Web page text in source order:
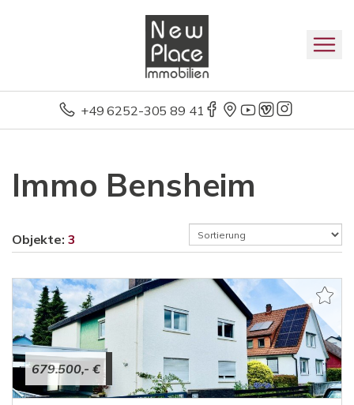
+49 6252-305 89 41
Immo Bensheim
Objekte: 3
679.500,- €